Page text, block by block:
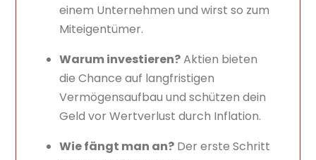
einem Unternehmen und wirst so zum
Miteigentümer.
Warum investieren?Aktien bieten
die Chance auf langfristigen
Vermögensaufbau und schützen dein
Geld vor Wertverlust durch Inflation.
Wie fängt man an? Der erste Schritt